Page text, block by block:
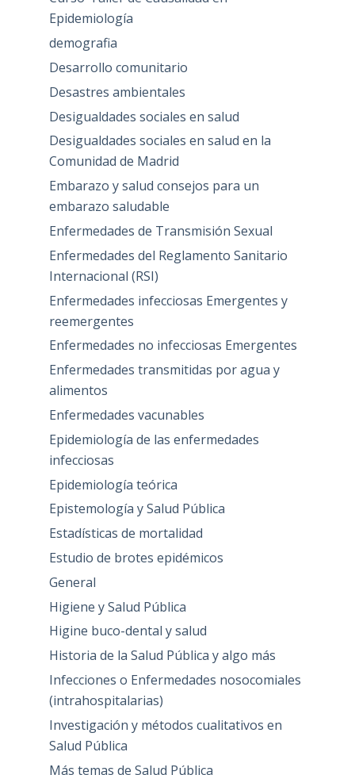
Epidemiología
demografia
Desarrollo comunitario
Desastres ambientales
Desigualdades sociales en salud
Desigualdades sociales en salud en la
Comunidad de Madrid
Embarazo y salud consejos para un
embarazo saludable
Enfermedades de Transmisión Sexual
Enfermedades del Reglamento Sanitario
Internacional (RSI)
Enfermedades infecciosas Emergentes y
reemergentes
Enfermedades no infecciosas Emergentes
Enfermedades transmitidas por agua y
alimentos
Enfermedades vacunables
Epidemiología de las enfermedades
infecciosas
Epidemiología teórica
Epistemología y Salud Pública
Estadísticas de mortalidad
Estudio de brotes epidémicos
General
Higiene y Salud Pública
Higine buco-dental y salud
Historia de la Salud Pública y algo más
Infecciones o Enfermedades nosocomiales
(intrahospitalarias)
Investigación y métodos cualitativos en
Salud Pública
Más temas de Salud Pública